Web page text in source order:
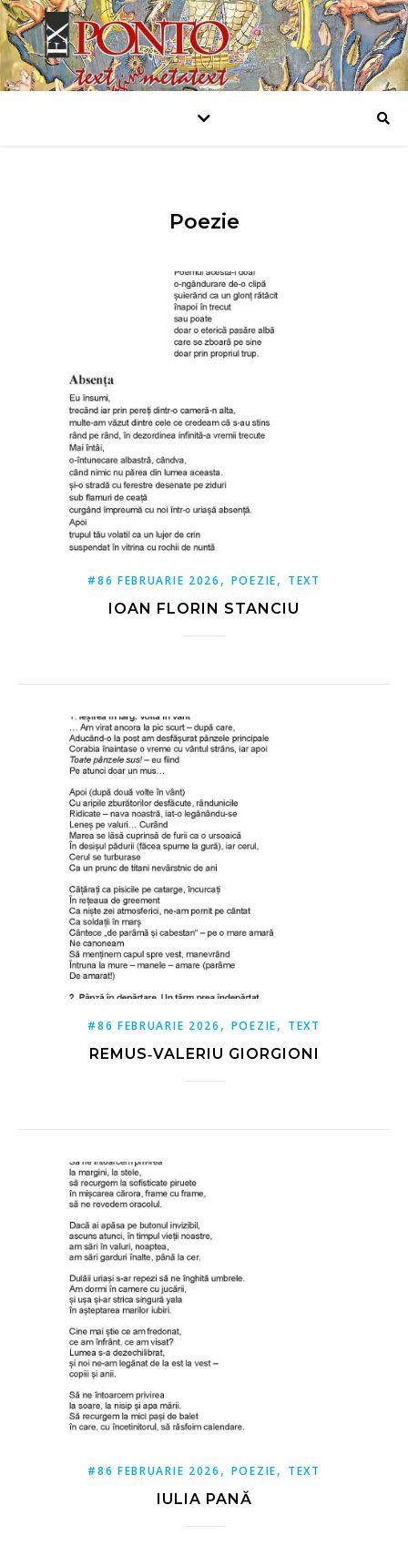
Poezie
#86 FEBRUARIE 2026 , POEZIE, TEXT
IOAN FLORIN STANCIU
#86 FEBRUARIE 2026 , POEZIE, TEXT
REMUS‑VALERIU GIORGIONI
#86 FEBRUARIE 2026 , POEZIE, TEXT
IULIA PANĂ